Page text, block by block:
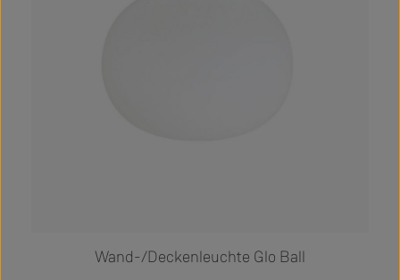
Wand-/Deckenleuchte Glo Ball